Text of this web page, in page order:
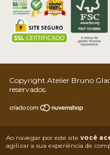
Ao navegar por este site você
agilizar a sua experiência de
Copyright Atelier Bruno
reservados.